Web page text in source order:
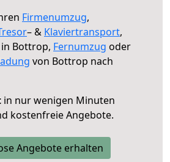
Firmenumzug,
– & Klaviertransport,
in Bottrop, Fernumzug oder
von Bottrop nach
in nur wenigen Minuten
kostenfreie Angebote.
Angebote erhalten